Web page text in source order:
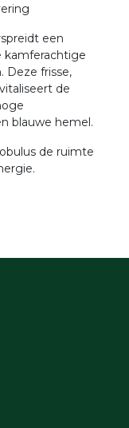
een
kamferachtige
Deze frisse,
de
blauwe hemel.
de ruimte